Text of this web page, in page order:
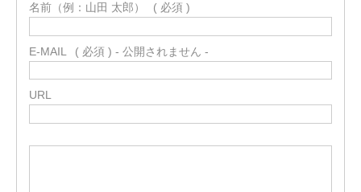
名前（例：山田 太郎） ( 必須 )
E-MAIL ( 必須 ) - 公開されません -
URL